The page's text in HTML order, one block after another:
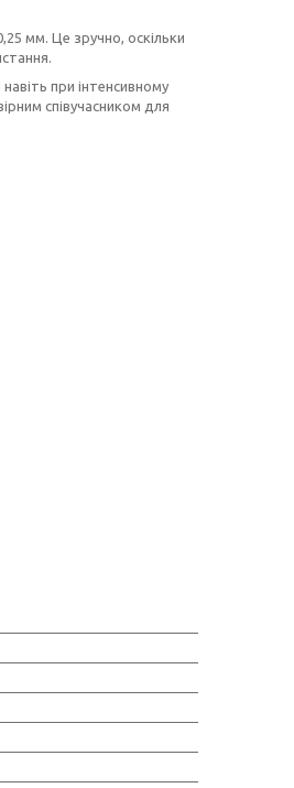
мм. Це зручно, оскільки
при інтенсивному
співучасником для